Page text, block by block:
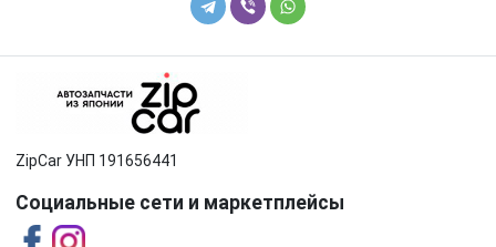
ZipCar УНП 191656441
Социальные сети и маркетплейсы